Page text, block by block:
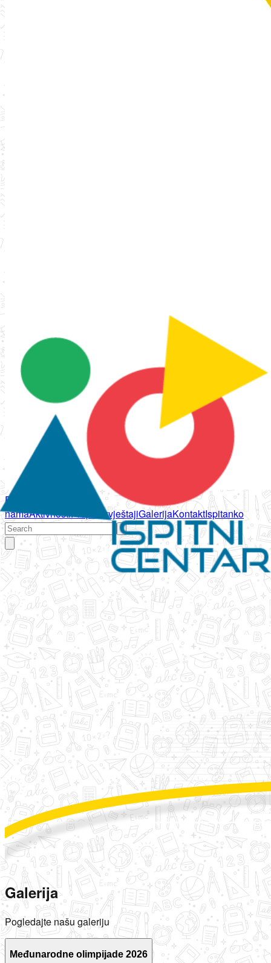
Početna
namaAktivnostiPropisi IzvještajiGalerijaKontaktIspitanko
Galerija
Pogledajte našu galeriju
Međunarodne olimpijade 2026